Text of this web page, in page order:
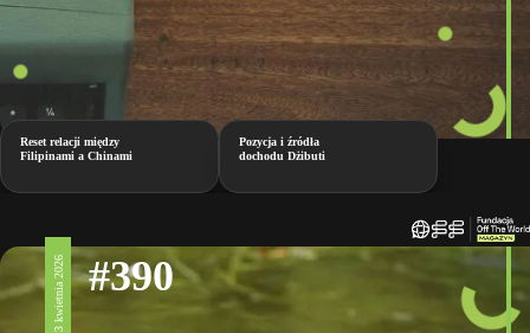
Reset relacji między
Filipinami a Chinami
Pozycja i źródła
dochodu Dżibuti
3 kwietnia 2026 #390